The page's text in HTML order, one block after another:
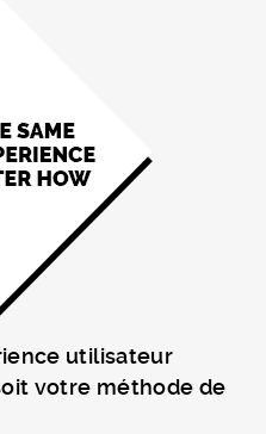
utilisateur
votre méthode de